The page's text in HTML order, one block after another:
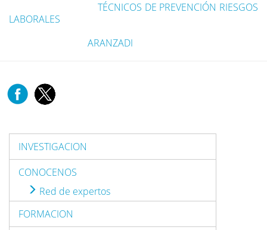
TÉCNICOS DE PREVENCIÓN RIESGOS
LABORALES
ARANZADI
INVESTIGACION
CONOCENOS
Red de expertos
FORMACION